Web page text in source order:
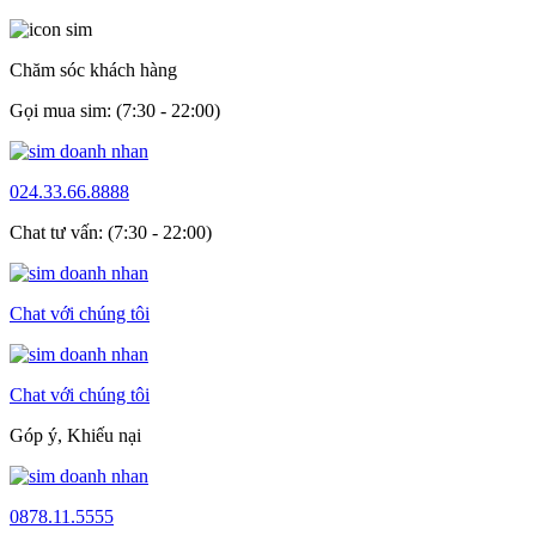
Chăm sóc khách hàng
Gọi mua sim: (7:30 - 22:00)
024.33.66.8888
Chat tư vấn: (7:30 - 22:00)
Chat với chúng tôi
Chat với chúng tôi
Góp ý, Khiếu nại
0878.11.5555